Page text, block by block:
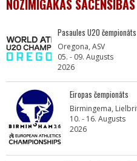
NOZĪMĪGĀKĀS SACENSĪBAS
Pasaules U20 čempionāts
Oregona, ASV
05. - 09. Augusts
2026
Eiropas čempionāts
Birmingema,
10. - 16. Augusts
2026